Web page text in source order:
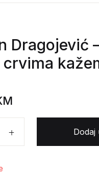
Dragojević
crvima